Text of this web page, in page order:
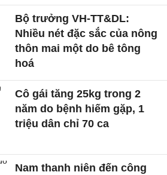
Bộ trưởng VH-TT&DL:
Nhiều nét đặc sắc của nông
thôn mai một do bê tông
hoá
Cô gái tăng 25kg trong 2
năm do bệnh hiếm gặp, 1
triệu dân chỉ 70 ca
Nam thanh niên đến công